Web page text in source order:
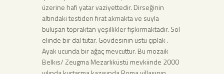
üzerine hafi yatar vaziyettedir. Dirseğinin
altındaki testiden fırat akmakta ve suyla
buluşan topraktan yeşillikler fışkırmaktadır. Sol
elinde bir dal tutar. Gövdesinin üstü çıplak .
Ayak ucunda bir ağaç mevcuttur. Bu mozaik
Belkıs/ Zeugma Mezarlıküstü mevkiinde 2000